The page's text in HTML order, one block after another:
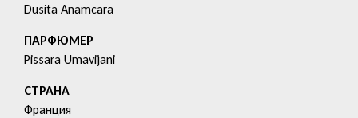
Dusita Anamcara
ПАРФЮМЕР
Pissara Umavijani
СТРАНА
Франция